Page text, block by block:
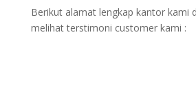
Berikut alamat lengkap kantor kami
melihat terstimoni customer kami :